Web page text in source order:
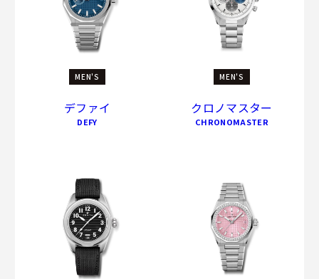
し、既存のルールにとらわれることなく高みを目指す人々に
勇気を与えています。
1865年から今日まで、そしてこれからも。
MEN'S
デファイ
DEFY
MEN'S
クロノマスター
CHRONOMASTER